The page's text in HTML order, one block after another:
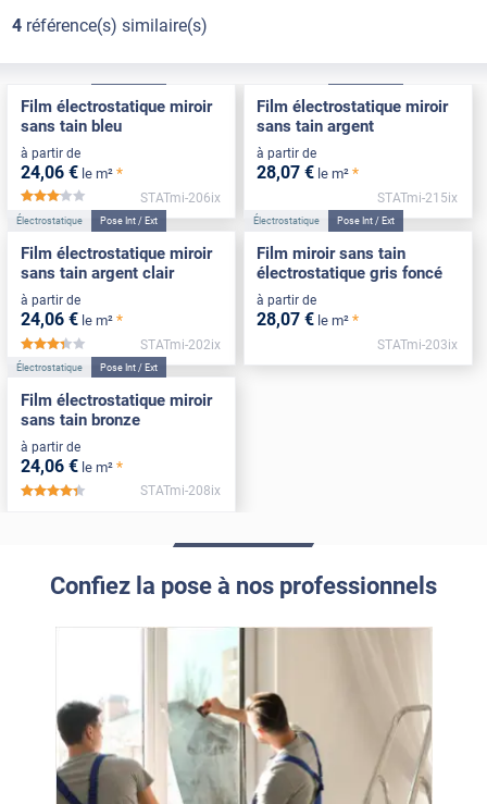
4référence(s) similaire(s)
Film électrostatique miroir
sans tain bleu
à partir de
24,06 € le m² *
*****
STATmi-206ix
Film électrostatique miroir
sans tain argent
à partir de
28,07 € le m² *
STATmi-215ix
Électrostatique Pose Int / Ext
Film électrostatique miroir
sans tain argent clair
à partir de
24,06 € le m² *
*****
STATmi-202ix
Électrostatique Pose Int / Ext
Film miroir sans tain
électrostatique gris foncé
à partir de
28,07 € le m² *
STATmi-203ix
Électrostatique Pose Int / Ext
Film électrostatique miroir
sans tain bronze
à partir de
24,06 € le m² *
*****
STATmi-208ix
Confiez la pose à nos professionnels